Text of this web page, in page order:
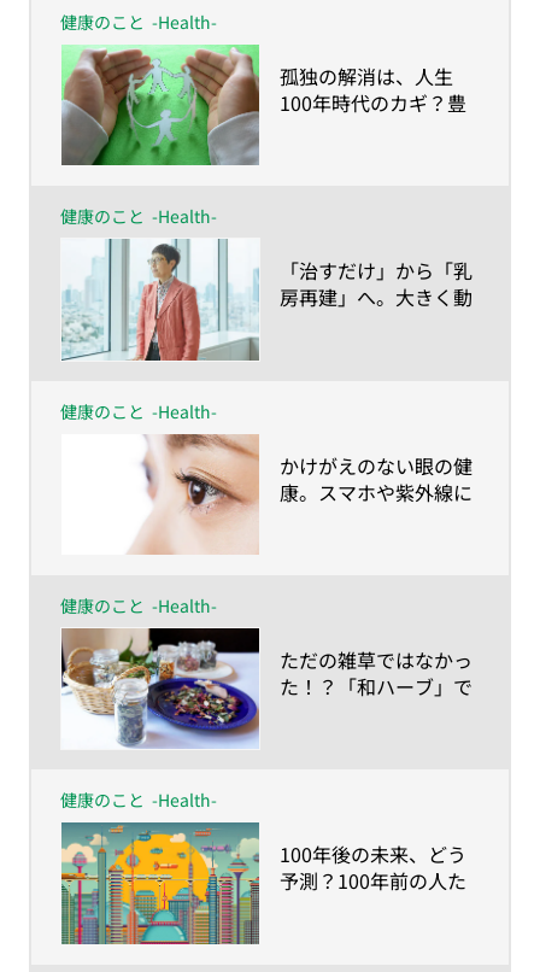
健康のこと -Health-
​孤独の解消は、人生
100年時代のカギ？豊
健康のこと -Health-
​「治すだけ」から「乳
房再建」へ。大きく動
健康のこと -Health-
​かけがえのない眼の健
康。スマホや紫外線に
健康のこと -Health-
​ただの雑草ではなかっ
た！？「和ハーブ」で
健康のこと -Health-
​100年後の未来、どう
予測？100年前の人た